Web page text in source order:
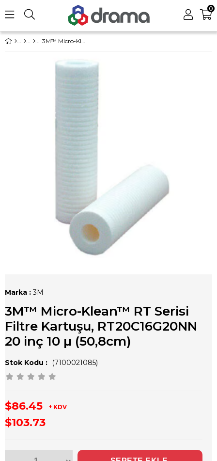
0
3M™ Micro-Klean™ RT Serisi Filtre Kartuşu, RT20C16G20NN 20 inç 10 µ (50,8cm)
3M
3M™ Micro-Klean™ RT Serisi
Filtre Kartuşu, RT20C16G20NN
20 inç 10 µ (50,8cm)
(7100021085)
$86.45 + KDV
$103.73